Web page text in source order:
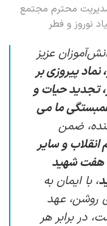
محترم مجتمع
نوروز و فطر
عزیز
نماد پیروزی بر
تجدید حیات و
ما می
ضمن
و سایر
هفت شهید
، با ایمان به
روشن، عهد
در برابر هر